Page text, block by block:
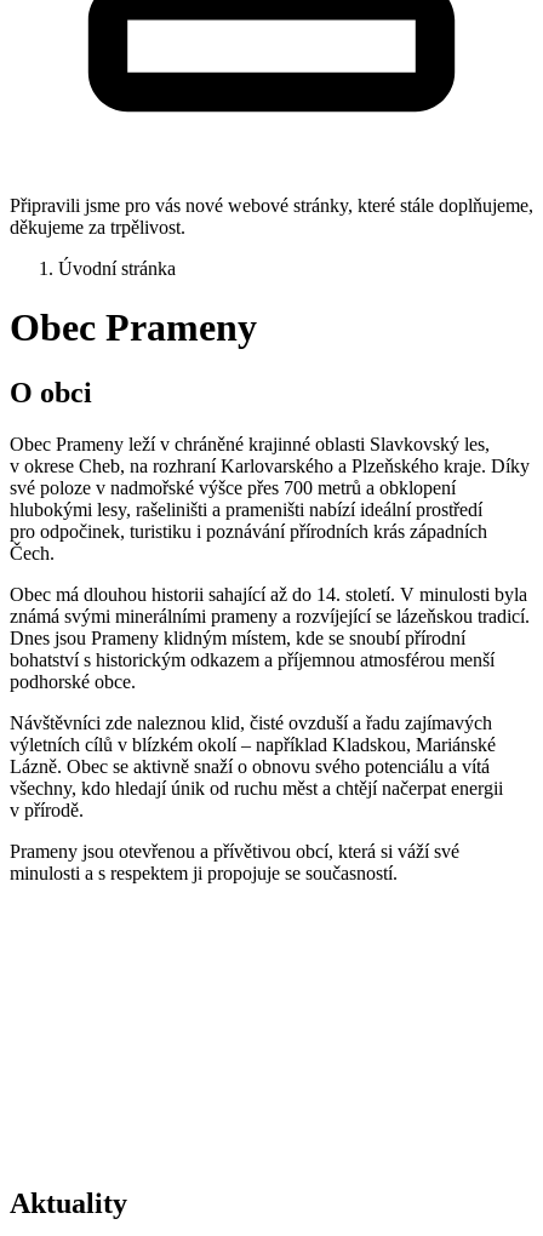
Připravili jsme pro vás nové webové stránky, které stále doplňujeme,
děkujeme za trpělivost.
Úvodní stránka
Obec Prameny
O obci
Obec Prameny leží v chráněné krajinné oblasti Slavkovský les,
v okrese Cheb, na rozhraní Karlovarského a Plzeňského kraje. Díky
své poloze v nadmořské výšce přes 700 metrů a obklopení
hlubokými lesy, rašeliništi a prameništi nabízí ideální prostředí
pro odpočinek, turistiku i poznávání přírodních krás západních
Čech.
Obec má dlouhou historii sahající až do 14. století. V minulosti byla
známá svými minerálními prameny a rozvíjející se lázeňskou tradicí.
Dnes jsou Prameny klidným místem, kde se snoubí přírodní
bohatství s historickým odkazem a příjemnou atmosférou menší
podhorské obce.
Návštěvníci zde naleznou klid, čisté ovzduší a řadu zajímavých
výletních cílů v blízkém okolí – například Kladskou, Mariánské
Lázně. Obec se aktivně snaží o obnovu svého potenciálu a vítá
všechny, kdo hledají únik od ruchu měst a chtějí načerpat energii
v přírodě.
Prameny jsou otevřenou a přívětivou obcí, která si váží své
minulosti a s respektem ji propojuje se současností.
Aktuality